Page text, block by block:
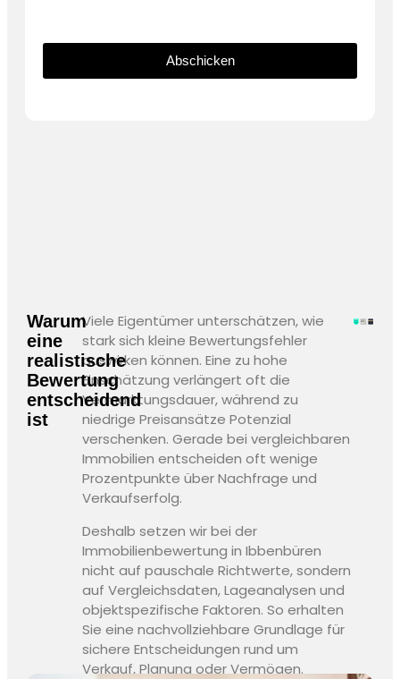
Abschicken
Warum
eine
realistische
Bewertung
entscheidend
ist
Viele Eigentümer unterschätzen, wie
stark sich kleine Bewertungsfehler
auswirken können. Eine zu hohe
Einschätzung verlängert oft die
Vermarktungsdauer, während zu
niedrige Preisansätze Potenzial
verschenken. Gerade bei vergleichbaren
Immobilien entscheiden oft wenige
Prozentpunkte über Nachfrage und
Verkaufserfolg.
Deshalb setzen wir bei der
Immobilienbewertung in Ibbenbüren
nicht auf pauschale Richtwerte, sondern
auf Vergleichsdaten, Lageanalysen und
objektspezifische Faktoren. So erhalten
Sie eine nachvollziehbare Grundlage für
sichere Entscheidungen rund um
Verkauf, Planung oder Vermögen.